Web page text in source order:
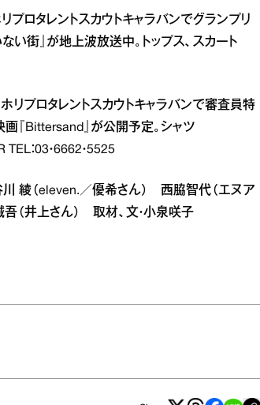
ロタレントスカウトキャラバンでグランプリ
い街』が地上波放送中。トップス、スカート
リプロタレントスカウトキャラバンで審査員特
画『Bittersand』が公開予定。シャツ
：03・6662・5525
川 綾（eleven.／優希さん） 西脇智代（エヌア
（井上さん） 取材、文・小泉咲子